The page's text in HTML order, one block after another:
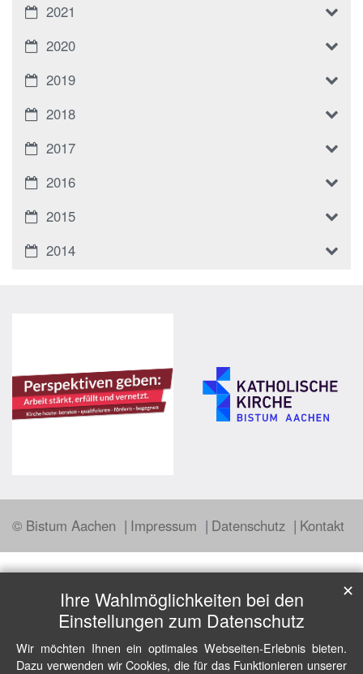
2021
2020
2019
2018
2017
2016
2015
2014
© Bistum Aachen Impressum Datenschutz Kontakt
Ihre Wahlmöglichkeiten bei den
Einstellungen zum Datenschutz
Wir möchten Ihnen ein optimales Webseiten-Erlebnis bieten.
Dazu verwenden wir Cookies, die für das Funktionieren unserer
✕